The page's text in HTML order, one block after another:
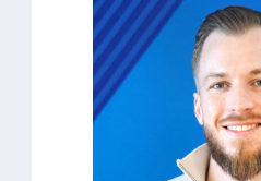
d
m
o
d
e
r
n
f
i
t
s
i
c
h